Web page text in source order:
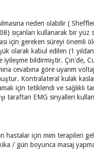
neden olabilir (
sıçanları kullanarak bir
için gereken süreyi önemli
olarak kabul edilen (1
bildirmiştir. Çin'de,
cevabına göre uyarım
Kontralateral kulak
için tetiklendi ve sağlıklı
taraftan EMG sinyalleri
hastalar için mim terapileri
/ gün boyunca masaj